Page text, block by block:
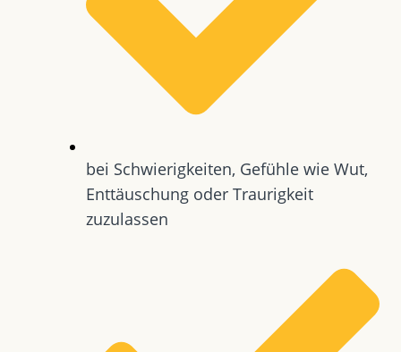
bei Schwierigkeiten, Gefühle wie Wut,
Enttäuschung oder Traurigkeit
zuzulassen